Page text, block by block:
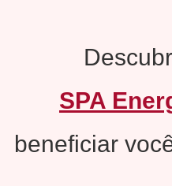
SPA
beneficiar